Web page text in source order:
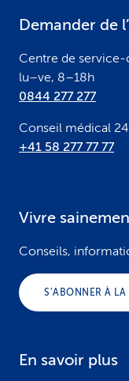
Demander de
Centre de
lu–ve, 8–18h
0844 277 277
Conseil médical
+41 58 277 77 77
Vivre
Conseils,
S’ABONNER À LA
En savoir plus